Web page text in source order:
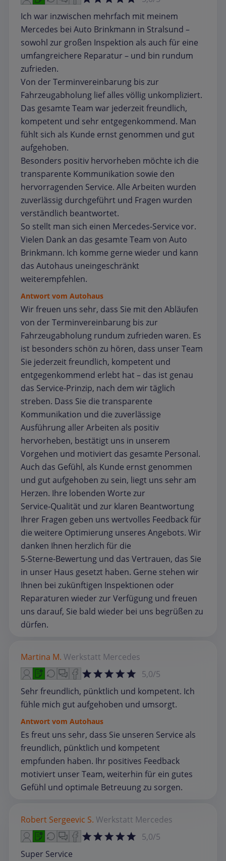
Ich war inzwischen mehrfach mit meinem
Mercedes bei Auto Brinkmann in Stralsund –
sowohl zur großen Inspektion als auch für eine
umfangreichere Reparatur – und bin rundum
zufrieden.
Von der Terminvereinbarung bis zur
Fahrzeugabholung lief alles völlig unkompliziert.
Das gesamte Team war jederzeit freundlich,
kompetent und sehr entgegenkommend. Man
fühlt sich als Kunde ernst genommen und gut
aufgehoben.
Besonders positiv hervorheben möchte ich die
transparente Kommunikation sowie den
hervorragenden Service. Alle Arbeiten wurden
zuverlässig durchgeführt und Fragen wurden
verständlich beantwortet.
So stellt man sich einen Mercedes-Service vor.
Vielen Dank an das gesamte Team von Auto
Brinkmann. Ich komme gerne wieder und kann
das Autohaus uneingeschränkt
weiterempfehlen.
Antwort vom Autohaus
Wir freuen uns sehr, dass Sie mit den Abläufen
von der Terminvereinbarung bis zur
Fahrzeugabholung rundum zufrieden waren. Es
ist besonders schön zu hören, dass unser Team
Sie jederzeit freundlich, kompetent und
entgegenkommend erlebt hat – das ist genau
das Service‑Prinzip, nach dem wir täglich
streben. Dass Sie die transparente
Kommunikation und die zuverlässige
Ausführung aller Arbeiten als positiv
hervorheben, bestätigt uns in unserem
Vorgehen und motiviert das gesamte Personal.
Auch das Gefühl, als Kunde ernst genommen
und gut aufgehoben zu sein, liegt uns sehr am
Herzen. Ihre lobenden Worte zur
Service‑Qualität und zur klaren Beantwortung
Ihrer Fragen geben uns wertvolles Feedback für
die weitere Optimierung unseres Angebots. Wir
danken Ihnen herzlich für die
5‑Sterne‑Bewertung und das Vertrauen, das Sie
in unser Haus gesetzt haben. Gerne stehen wir
Ihnen bei zukünftigen Inspektionen oder
Reparaturen wieder zur Verfügung und freuen
uns darauf, Sie bald wieder bei uns begrüßen zu
dürfen.
Martina M. Werkstatt Mercedes
5,0/5
Sehr freundlich, pünktlich und kompetent. Ich
fühle mich gut aufgehoben und umsorgt.
Antwort vom Autohaus
Es freut uns sehr, dass Sie unseren Service als
freundlich, pünktlich und kompetent
empfunden haben. Ihr positives Feedback
motiviert unser Team, weiterhin für ein gutes
Gefühl und optimale Betreuung zu sorgen.
Robert Sergeevic S. Werkstatt Mercedes
5,0/5
Super Service